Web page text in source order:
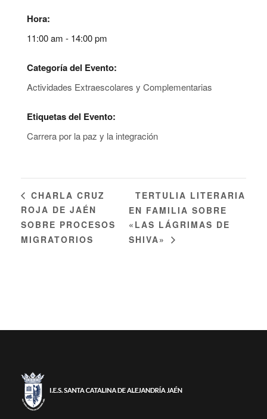
Hora:
11:00 am - 14:00 pm
Categoría del Evento:
Actividades Extraescolares y Complementarias
Etiquetas del Evento:
Carrera por la paz y la integración
CHARLA CRUZ
ROJA DE JAÉN
SOBRE PROCESOS
MIGRATORIOS
TERTULIA LITERARIA
EN FAMILIA SOBRE
«LAS LÁGRIMAS DE
SHIVA»